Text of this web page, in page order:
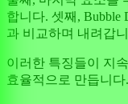
합니다. 셋째, Bubble
과 비교하며 내려갑
이러한 특징들이 지
효율적으로 만듭니다.